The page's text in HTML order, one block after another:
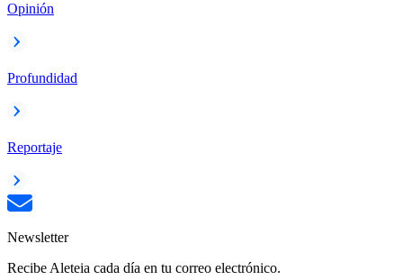
Opinión
Profundidad
Reportaje
Newsletter
Recibe Aleteia cada día en tu correo electrónico.